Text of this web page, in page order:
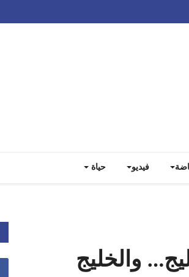
فيديو حياة
والخليج